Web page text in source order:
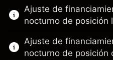
hacer trading con CFD.
Obtén más
CFD
Ajuste de
nocturno de posición
Ajuste de
nocturno de posición